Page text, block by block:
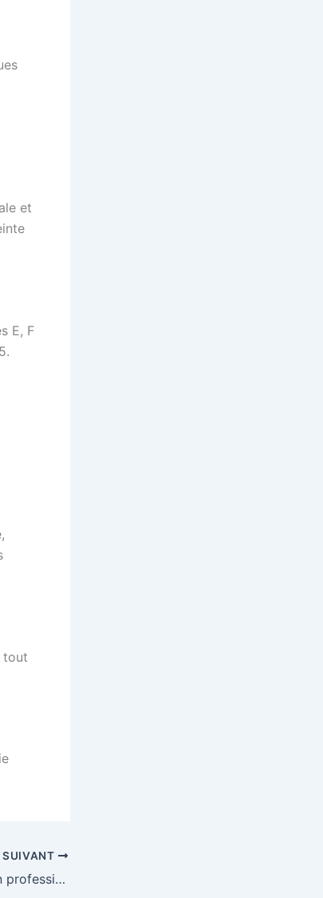
et
E, F
tout
SUIVANT
Comment choisir le bon professionnel pour réaliser son audit énergétique